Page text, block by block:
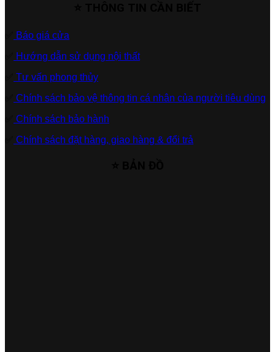
Báo giá cửa
Hướng dẫn sử dụng nội thất
Tư vấn phong thủy
Chính sách bảo vệ thông tin cá nhân của người tiêu dùng
Chính sách bảo hành
Chính sách đặt hàng, giao hàng & đổi trả